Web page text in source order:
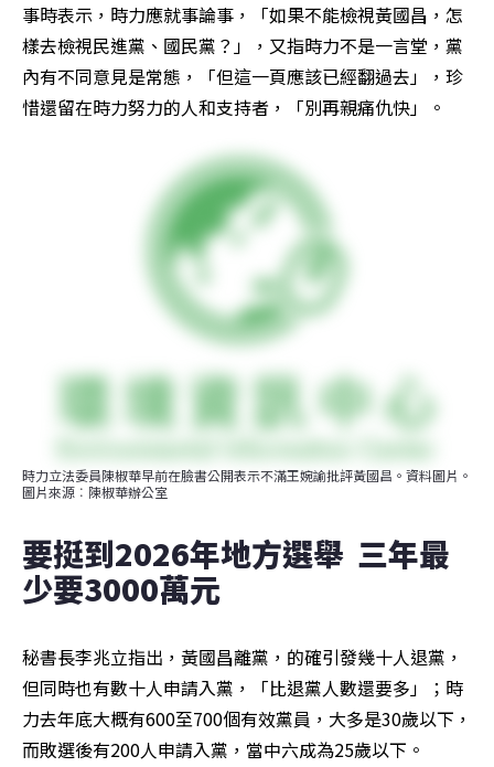
事時表示，時力應就事論事，「如果不能檢視黃國昌，怎
樣去檢視民進黨、國民黨？」，又指時力不是一言堂，黨
內有不同意見是常態，「但這一頁應該已經翻過去」，珍
惜還留在時力努力的人和支持者，「別再親痛仇快」。
時力立法委員陳椒華早前在臉書公開表示不滿王婉諭批評黃國昌。資料圖片。
圖片來源︰陳椒華辦公室
要挺到2026年地方選舉  三年最
少要3000萬元
秘書長李兆立指出，黃國昌離黨，的確引發幾十人退黨，
但同時也有數十人申請入黨，「比退黨人數還要多」；時
力去年底大概有600至700個有效黨員，大多是30歲以下，
而敗選後有200人申請入黨，當中六成為25歲以下。